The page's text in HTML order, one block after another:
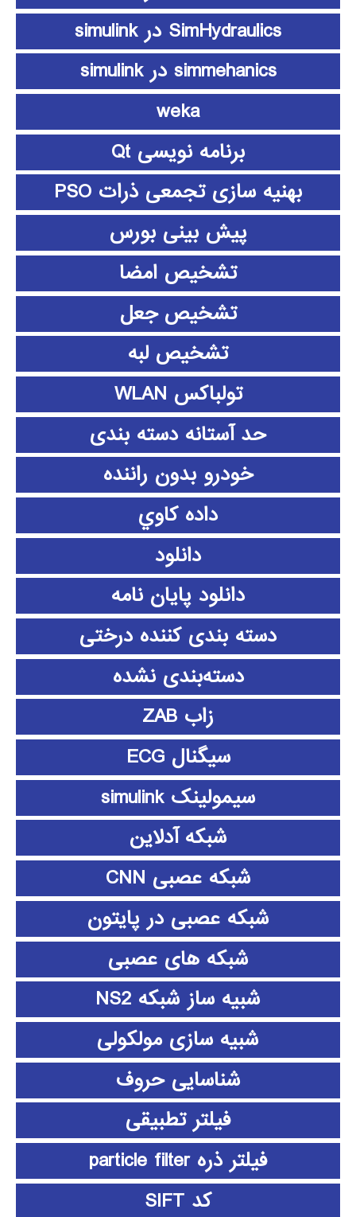
SimHydraulics در simulink
simmehanics در simulink
weka
برنامه نویسی Qt
بهنیه سازی تجمعی ذرات PSO
پیش بینی بورس
تشخیص امضا
تشخیص جعل
تشخیص لبه
تولباکس WLAN
حد آستانه دسته بندی
خودرو بدون راننده
داده كاوي
دانلود
دانلود پايان نامه
دسته بندی کننده درختی
دسته‌بندی نشده
زاب ZAB
سیگنال ECG
سیمولینک simulink
شبکه آدلاین
شبکه عصبی CNN
شبکه عصبی در پایتون
شبکه های عصبی
شبیه ساز شبکه NS2
شبیه سازی مولکولی
شناسایی حروف
فیلتر تطبیقی
فیلتر ذره particle filter
کد SIFT